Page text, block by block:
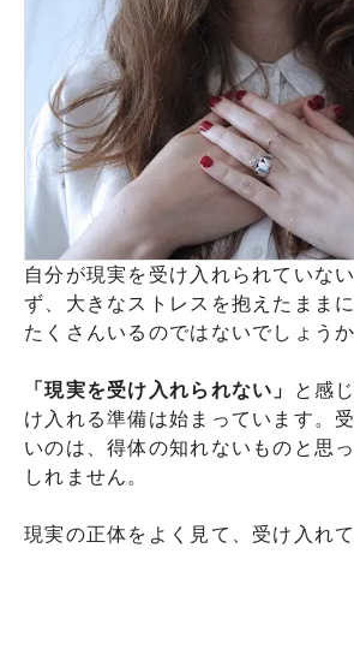
自分が現実を受け入れられていな
ず、大きなストレスを抱えたまま
たくさんいるのではないでしょうか
「現実を受け入れられない」
と感
け入れる準備は始まっています。
いのは、得体の知れないものと思
しれません。
現実の正体をよく見て、受け入れ